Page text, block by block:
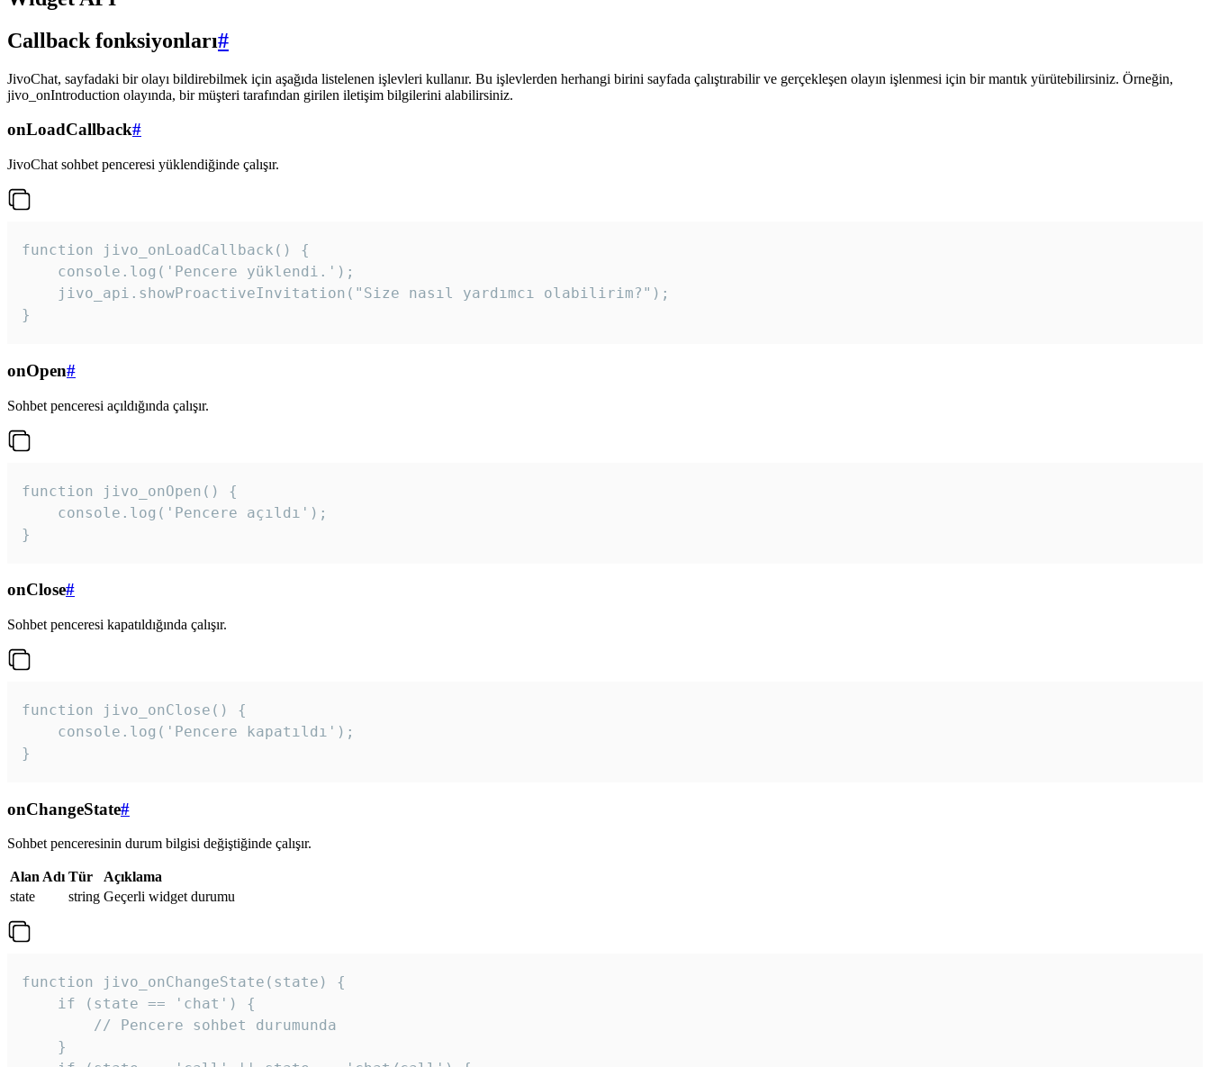
Callback fonksiyonları#
JivoChat, sayfadaki bir olayı bildirebilmek için aşağıda listelenen işlevleri kullanır. Bu işlevlerden herhangi birini sayfada çalıştırabilir ve gerçekleşen olayın işlenmesi için bir mantık yürütebilirsiniz. Örneğin,
jivo_onIntroduction olayında, bir müşteri tarafından girilen iletişim bilgilerini alabilirsiniz.
onLoadCallback#
JivoChat sohbet penceresi yüklendiğinde çalışır.
function jivo_onLoadCallback() {
    console.log('Pencere yüklendi.');
    jivo_api.showProactiveInvitation("Size nasıl yardımcı olabilirim?");
}
onOpen#
Sohbet penceresi açıldığında çalışır.
function jivo_onOpen() {
    console.log('Pencere açıldı');
}
onClose#
Sohbet penceresi kapatıldığında çalışır.
function jivo_onClose() {
    console.log('Pencere kapatıldı');
}
onChangeState#
Sohbet penceresinin durum bilgisi değiştiğinde çalışır.
Alan Adı Tür
Açıklama
state
string Geçerli widget durumu
function jivo_onChangeState(state) {
    if (state == 'chat') {
        // Pencere sohbet durumunda
    }